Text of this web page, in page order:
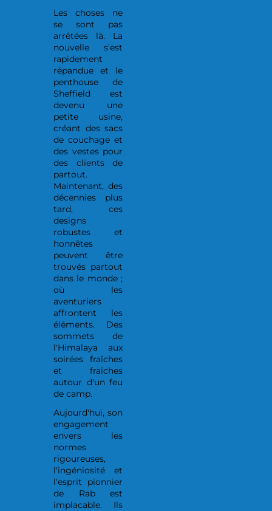
Les choses ne
se sont pas
arrêtées là. La
nouvelle s'est
rapidement
répandue et le
penthouse de
Sheffield est
devenu une
petite usine,
créant des sacs
de couchage et
des vestes pour
des clients de
partout.
Maintenant, des
décennies plus
tard, ces
designs
robustes et
honnêtes
peuvent être
trouvés partout
dans le monde ;
où les
aventuriers
affrontent les
éléments. Des
sommets de
l'Himalaya aux
soirées fraîches
et fraîches
autour d'un feu
de camp.
Aujourd'hui, son
engagement
envers les
normes
rigoureuses,
l'ingéniosité et
l'esprit pionnier
de Rab est
implacable. Ils